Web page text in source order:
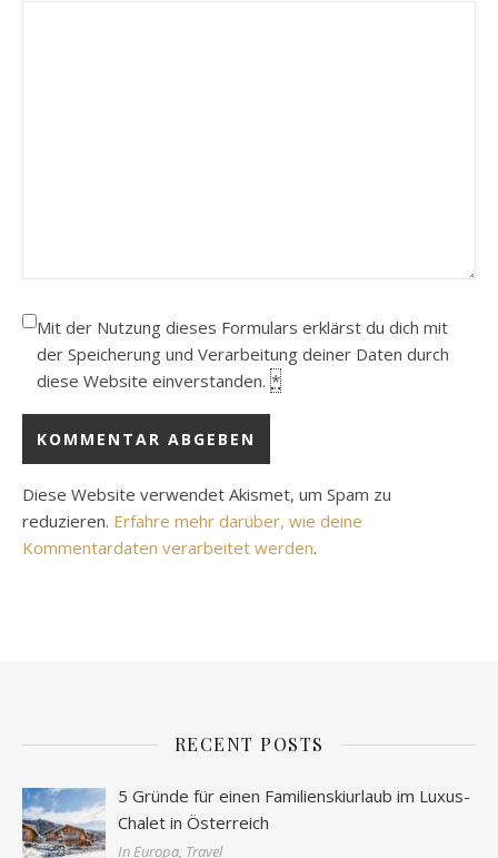
Mit der Nutzung dieses Formulars erklärst du dich mit
der Speicherung und Verarbeitung deiner Daten durch
diese Website einverstanden. *
Diese Website verwendet Akismet, um Spam zu
reduzieren. Erfahre mehr darüber, wie deine
Kommentardaten verarbeitet werden.
RECENT POSTS
5 Gründe für einen Familienskiurlaub im Luxus-
Chalet in Österreich
In Europa, Travel